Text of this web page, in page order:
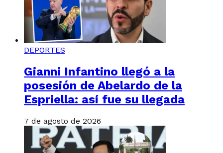
DEPORTES
Gianni Infantino llegó a la
posesión de Abelardo de la
Espriella: así fue su llegada
7 de agosto de 2026